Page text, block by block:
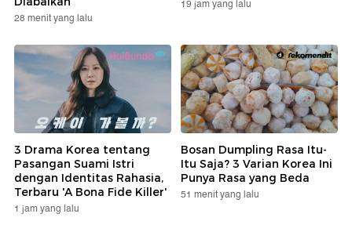
28 menit yang lalu
19 jam yang lalu
3 Drama Korea tentang
Pasangan Suami Istri
dengan Identitas Rahasia,
Terbaru 'A Bona Fide Killer'
1 jam yang lalu
Bosan Dumpling Rasa Itu-
Itu Saja? 3 Varian Korea Ini
Punya Rasa yang Beda
51 menit yang lalu